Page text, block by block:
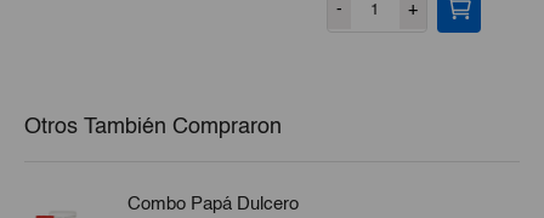
- +
Otros También Compraron
Combo Papá Dulcero